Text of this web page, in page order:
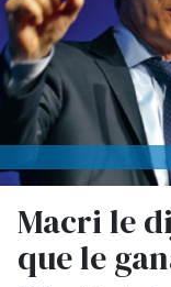
Macri le
que le